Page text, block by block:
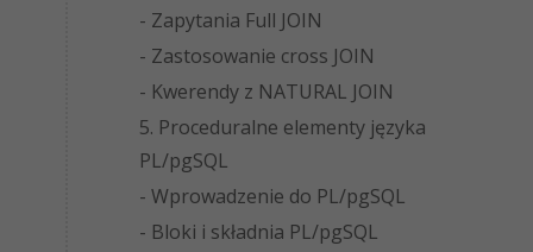
- Zapytania Full JOIN
- Zastosowanie cross JOIN
- Kwerendy z NATURAL JOIN
5. Proceduralne elementy języka
PL/pgSQL
- Wprowadzenie do PL/pgSQL
- Bloki i składnia PL/pgSQL